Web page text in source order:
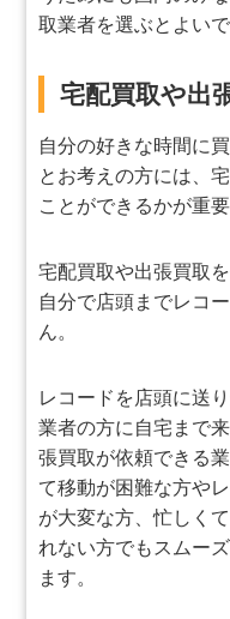
取業者を選ぶとよいで
宅配買取や出
自分の好きな時間に
とお考えの方には、
ことができるかが重要
宅配買取や出張買取
自分で店頭までレコ
ん。
レコードを店頭に送
業者の方に自宅まで
張買取が依頼できる
て移動が困難な方や
が大変な方、忙しく
れない方でもスムー
ます。